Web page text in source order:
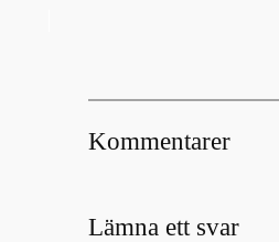
Kommentarer
Lämna ett svar